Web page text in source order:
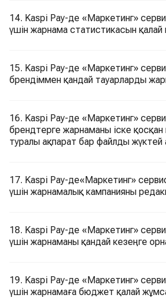
14. Kaspi Pay-де «Маркетинг»
үшін жарнама статистикасын қалай
15. Kaspi Pay-де «Маркетинг»
брендіммен қандай тауарларды
16. Kaspi Pay-де «Маркетинг»
брендтерге жарнаманы іске қосқан
туралы ақпарат бар файлды
17. Kaspi Pay-де«Маркетинг»
үшін жарнамалық кампанияны
18. Kaspi Pay-де «Маркетинг»
үшін жарнаманы қандай кезеңге
19. Kaspi Pay-де «Маркетинг»
үшін жарнамаға бюджет қалай